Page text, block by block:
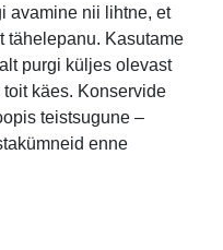
avamine nii lihtne, et
tähelepanu. Kasutame
purgi küljes olevast
käes. Konservide
teistsugune –
enne